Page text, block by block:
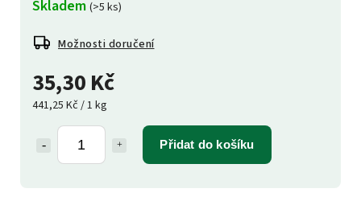
35,30 Kč
441,25 Kč / 1 kg
Přidat do košíku
Skladem (>5 ks)
Možnosti doručení